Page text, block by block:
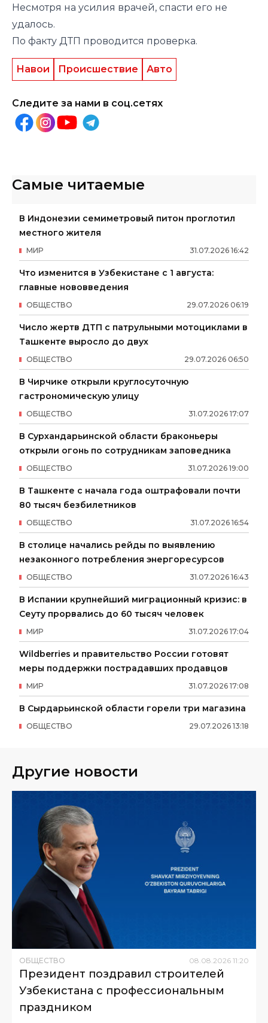
Несмотря на усилия врачей, спасти его не
удалось.
По факту ДТП проводится проверка.
Навои Происшествие Авто
Следите за нами в соц.сетях
Самые читаемые
В Индонезии семиметровый питон проглотил
местного жителя
31.07.2026 16:42
МИР
Что изменится в Узбекистане с 1 августа:
главные нововведения
29.07.2026 06:19
ОБЩЕСТВО
Число жертв ДТП с патрульными мотоциклами в
Ташкенте выросло до двух
29.07.2026 06:50
ОБЩЕСТВО
В Чирчике открыли круглосуточную
гастрономическую улицу
31.07.2026 17:07
ОБЩЕСТВО
В Сурхандарьинской области браконьеры
открыли огонь по сотрудникам заповедника
31.07.2026 19:00
ОБЩЕСТВО
В Ташкенте с начала года оштрафовали почти
80 тысяч безбилетников
31.07.2026 16:54
ОБЩЕСТВО
В столице начались рейды по выявлению
незаконного потребления энергоресурсов
31.07.2026 16:43
ОБЩЕСТВО
В Испании крупнейший миграционный кризис: в
Сеуту прорвались до 60 тысяч человек
31.07.2026 17:04
МИР
Wildberries и правительство России готовят
меры поддержки пострадавших продавцов
31.07.2026 17:08
МИР
В Сырдарьинской области горели три магазина
29.07.2026 13:18
ОБЩЕСТВО
Другие новости
ОБЩЕСТВО 08.08.2026 11:20
Президент поздравил строителей
Узбекистана с профессиональным
праздником